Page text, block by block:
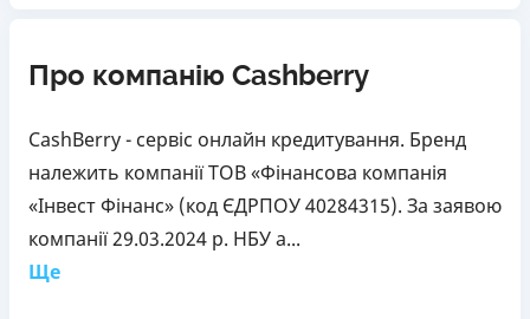
Про компанію Cashberry
CashBerry - сервіс онлайн кредитування. Бренд
належить компанії ТОВ «Фінансова компанія
«Інвест Фінанс» (код ЄДРПОУ 40284315). За заявою
компанії 29.03.2024 р. НБУ а...
Ще